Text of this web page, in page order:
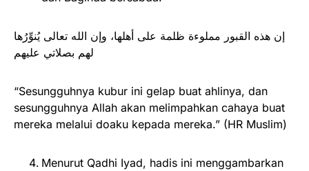
إن هذه القبور مملوءة ظلمة على أهلها، وإن الله تعالى يُنوِّرُها
لهم بصلاتي عليهم
“Sesungguhnya kubur ini gelap buat ahlinya, dan
sesungguhnya Allah akan melimpahkan cahaya buat
mereka melalui doaku kepada mereka.” (HR Muslim)
Menurut Qadhi Iyad, hadis ini menggambarkan